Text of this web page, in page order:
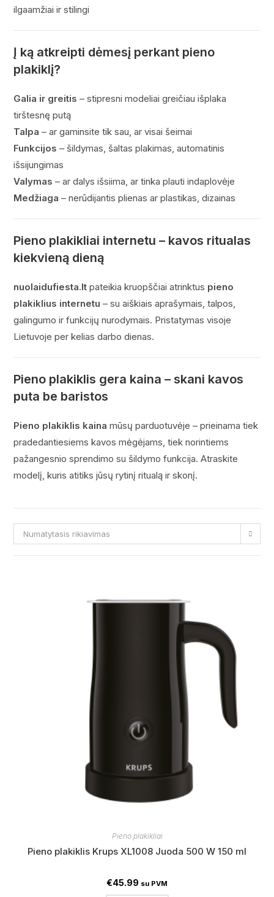
ilgaamžiai ir stilingi
Į ką atkreipti dėmesį perkant pieno
plakiklį?
Galia ir greitis – stipresni modeliai greičiau išplaka
tirštesnę putą
Talpa – ar gaminsite tik sau, ar visai šeimai
Funkcijos – šildymas, šaltas plakimas, automatinis
išsijungimas
Valymas – ar dalys išsiima, ar tinka plauti indaplovėje
Medžiaga – nerūdijantis plienas ar plastikas, dizainas
Pieno plakikliai internetu – kavos ritualas
kiekvieną dieną
nuolaidufiesta.lt pateikia kruopščiai atrinktus pieno
plakiklius internetu – su aiškiais aprašymais, talpos,
galingumo ir funkcijų nurodymais. Pristatymas visoje
Lietuvoje per kelias darbo dienas.
Pieno plakiklis gera kaina – skani kavos
puta be baristos
Pieno plakiklis kaina mūsų parduotuvėje – prieinama tiek
pradedantiesiems kavos mėgėjams, tiek norintiems
pažangesnio sprendimo su šildymo funkcija. Atraskite
modelį, kuris atitiks jūsų rytinį ritualą ir skonį.
Numatytasis rikiavimas
Pieno plakikliai
Pieno plakiklis Krups XL1008 Juoda 500 W 150 ml
€45.99 su PVM